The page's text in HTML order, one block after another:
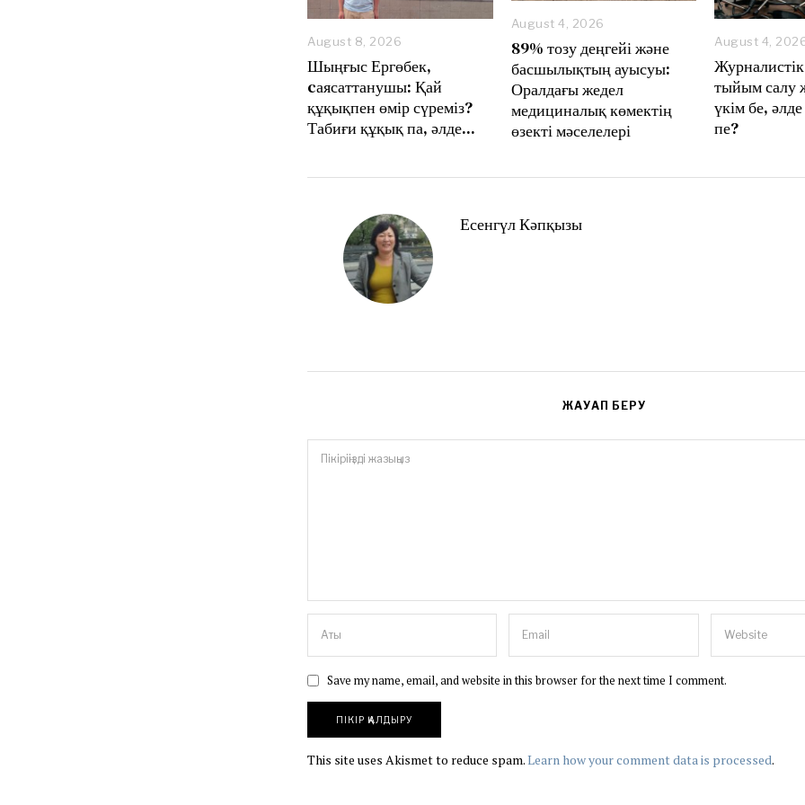
August 8, 2026
g
u
s
t
8
6
Шыңғыс Ергөбек,
cаясаттанушы: Қай
құқықпен өмір сүреміз?
Табиғи құқық па, әлде…
August 4, 2026
89% тозу деңгейі және
басшылықтың ауысуы:
Оралдағы жедел
медициналық көмектің
өзекті мәселелері
August 4,
тыйым салу
үкім бе,
пе?
Есенгүл Кәпқызы
ЖАУАП БЕРУ
Save my name, email, and website in this browser for the next time I comment.
This site uses Akismet to reduce spam.Learn how your comment data is processed.